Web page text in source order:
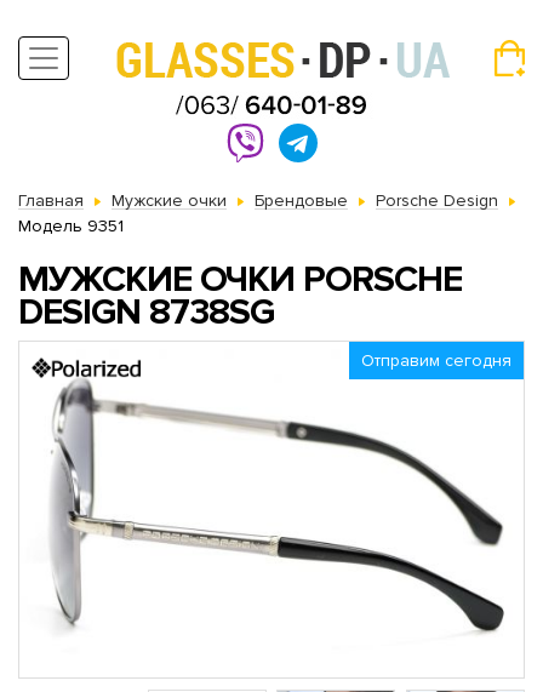
Главная Мужские очки Брендовые
Porsche Design
Модель 9351
МУЖСКИЕ ОЧКИ PORSCHE
DESIGN 8738SG
Отправим сегодня